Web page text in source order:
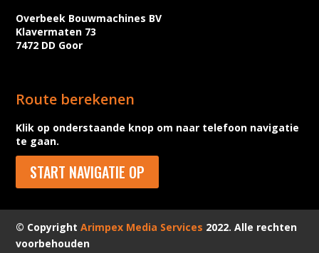
Overbeek Bouwmachines BV
Klavermaten 73
7472 DD Goor
Route berekenen
Klik op onderstaande knop om naar telefoon navigatie
te gaan.
START NAVIGATIE OP
© CopyrightArimpex Media Services 2022. Alle rechten
voorbehouden